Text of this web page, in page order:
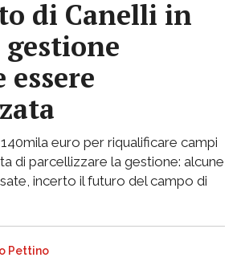
di Canelli in
essere
euro per riqualificare campi
di parcellizzare la gestione: alcune
incerto il futuro del campo di
Pettino